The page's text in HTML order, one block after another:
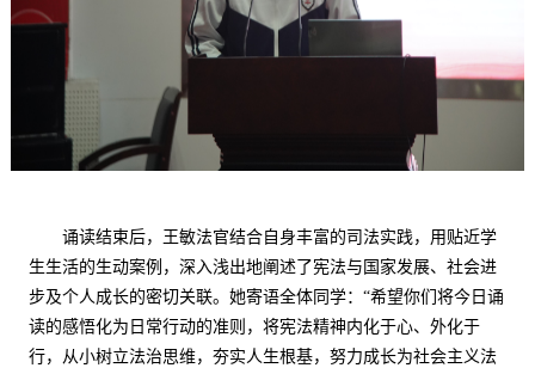
诵读结束后，王敏法官结合自身丰富的司法实践，用贴近学
生生活的生动案例，深入浅出地阐述了宪法与国家发展、社会进
步及个人成长的密切关联。她寄语全体同学： “希望你们将今日诵
读的感悟化为日常行动的准则，将宪法精神内化于心、外化于
行，从小树立法治思维，夯实人生根基，努力成长为社会主义法